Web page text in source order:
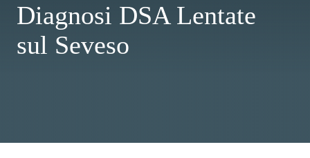
Diagnosi DSA Lentate
sul Seveso